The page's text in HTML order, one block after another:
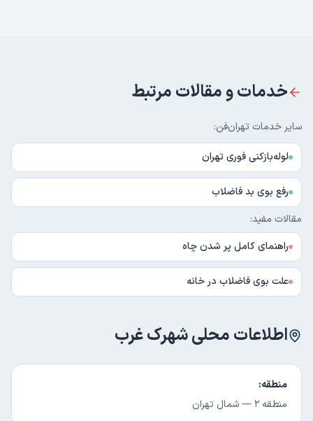
خدمات و مقالات مرتبط
سایر خدمات تهران‌فن:
لوله‌بازکنی فوری تهران
رفع بوی بد فاضلاب
مقالات مفید:
راهنمای کامل پر شدن چاه
علت بوی فاضلاب در خانه
اطلاعات محلیشهرک غرب
منطقه:
منطقه ۲
—شمال تهران